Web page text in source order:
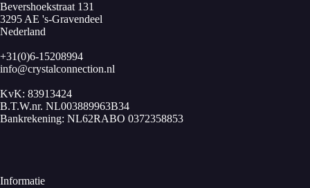
Bevershoekstraat 131
3295 AE 's-Gravendeel
Nederland
+31(0)6-15208994
info@crystalconnection.nl
KvK: 83913424
B.T.W.nr. NL003889963B34
Bankrekening: NL62RABO 0372358853
Informatie